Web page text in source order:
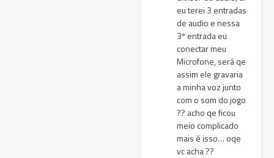
eu terei 3 entradas
de audio e nessa
3º entrada eu
conectar meu
Microfone, será qe
assim ele gravaria
a minha voz junto
com o som do jogo
?? acho qe ficou
meio complicado
mais é isso… oqe
vc acha ??